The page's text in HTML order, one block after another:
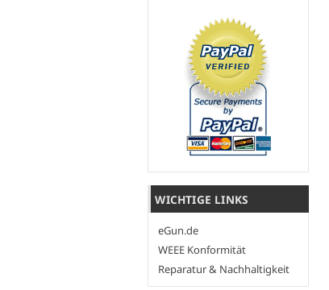
WICHTIGE LINKS
eGun.de
WEEE Konformität
Reparatur & Nachhaltigkeit